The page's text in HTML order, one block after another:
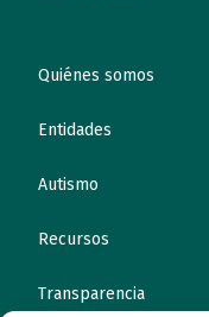
Quiénes somos
Entidades
Autismo
Recursos
Transparencia